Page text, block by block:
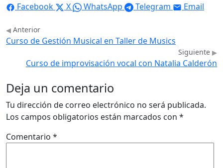
Facebook
X WhatsApp Telegram Email
Anterior
Curso de Gestión Musical en Taller de Musics
Siguiente
Curso de improvisación vocal con Natalia Calderón
Deja un comentario
Tu dirección de correo electrónico no será publicada.
Los campos obligatorios están marcados con *
Comentario *